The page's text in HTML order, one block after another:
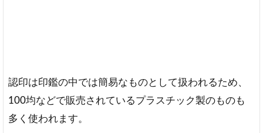
認印は印鑑の中では簡易なものとして扱われるため、
100均などで販売されているプラスチック製のものも
多く使われます。